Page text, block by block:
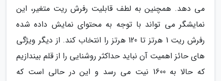
می دهد. همچنین به لطف قابلیت رفرش ریت متغیر، این
نمایشگر می تواند با توجه به محتوای نمایش داده شده
رفرش ریت 1 هرتز تا 120 هرتز را انتخاب کند. از دیگر ویژگی
های حائز اهمیت آن نباید حداکثر روشنایی را از قلم بیندازیم
که حالا به 1600 نیت می رسد و این در حالی است که